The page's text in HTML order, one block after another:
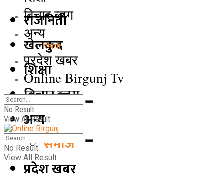
राजनिती
खेलकुद
शिक्षा
बिचार ब्लग
अन्य
समाज
प्रदेश खबर
बिचार ब्लग
अन्य
समाज
प्रदेश खबर
Online Birgunj Tv
No Result
View All Result
No Result
View All Result